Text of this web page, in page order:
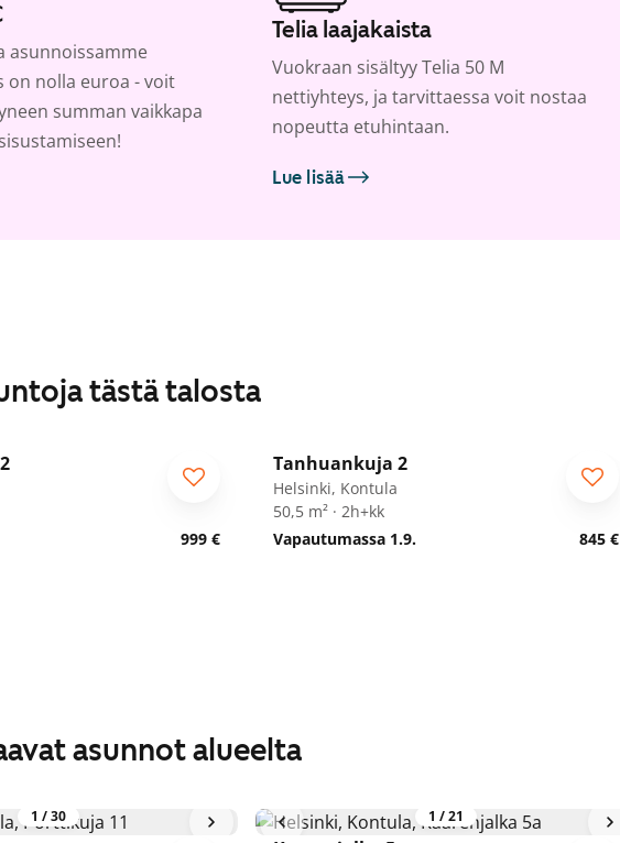
asunnoissamme
on nolla euroa - voit
summan vaikkapa
Telia laajakaista
Vuokraan sisältyy Telia 50 M
nettiyhteys, ja tarvittaessa voit nostaa
nopeutta etuhintaan.
Lue lisää
tästä talosta
999 €
Tanhuankuja 2
Helsinki, Kontula
50,5 m² · 2h+kk
Vapautumassa 1.9.
845 €
asunnot alueelta
1 /30 1 /21